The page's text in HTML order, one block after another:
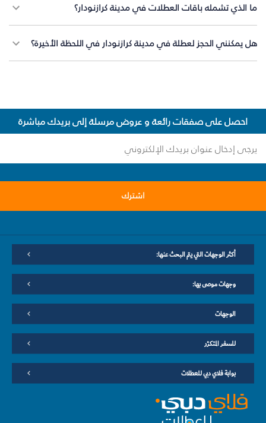
ما الذي تشمله باقات العطلات في مدينة كرازنودار؟
هل يمكنني الحجز لعطلة في مدينة كرازنودار في اللحظة الأخيرة؟
احصل على صفقات رائعة و عروض مرسلة إلى بريدك مباشرة
اشترك
أكثر الوجهات التي يتم البحث عنها:
وجهات موصى بها:
الوجهات
للسفر المتكرّر
بوابة فلاي دبي للعطلات